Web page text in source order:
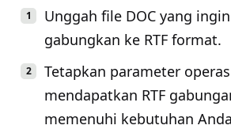
Unggah file DOC yang
gabungkan ke RTF format.
Tetapkan parameter
mendapatkan RTF
memenuhi kebutuhan